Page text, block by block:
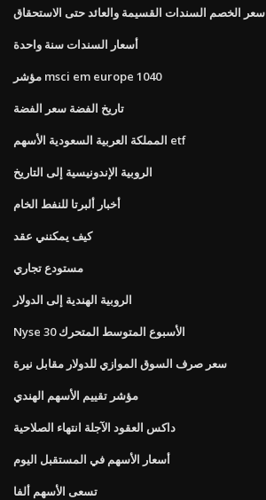
سعر الخصم السندات القسيمة والعائد حتى الاستحقاق
أسعار السندات سنة واحدة
مؤشر msci em europe 1040
تاريخ الفضة سعر الفضة
المملكة العربية السعودية الأسهم etf
الروبية الإندونيسية إلى التاريخ
أخبار ألبرتا للنفط الخام
كيف يمكنني عقد
مستودع تجاري
الروبية الهندية إلى الدولار
Nyse 30 الأسبوع المتوسط ​​المتحرك
سعر صرف السوق الموازي للدولار مقابل نيرة
مؤشر تقييم الأسهم الهندي
داكس العقود الآجلة انتهاء الصلاحية
أسعار الأسهم في المستقبل اليوم
تسعى الأسهم ألفا